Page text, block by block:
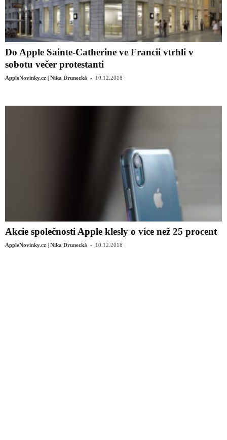
Do Apple Sainte-Catherine ve Francii vtrhli v
sobotu večer protestanti
AppleNovinky.cz | Nika Drunecká - 10.12.2018
Akcie společnosti Apple klesly o více než 25 procent
AppleNovinky.cz | Nika Drunecká - 10.12.2018